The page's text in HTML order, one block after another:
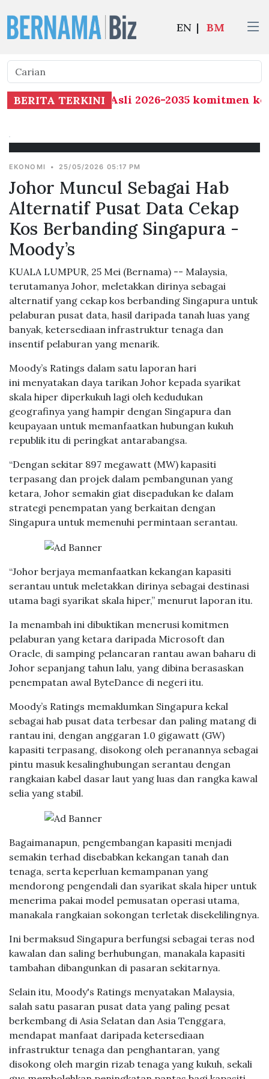
EN | BM
BERITA TERKINIOrang Asli 2026-2035 komitmen
EKONOMI • 25/05/2026 05:17 PM
Johor Muncul Sebagai Hab
Alternatif Pusat Data Cekap
Kos Berbanding Singapura -
Moody’s
KUALA LUMPUR, 25 Mei (Bernama) -- Malaysia,
terutamanya Johor, meletakkan dirinya sebagai
alternatif yang cekap kos berbanding Singapura untuk
pelaburan pusat data, hasil daripada tanah luas yang
banyak, ketersediaan infrastruktur tenaga dan
insentif pelaburan yang menarik.
Moody’s Ratings dalam satu laporan hari
ini menyatakan daya tarikan Johor kepada syarikat
skala hiper diperkukuh lagi oleh kedudukan
geografinya yang hampir dengan Singapura dan
keupayaan untuk memanfaatkan hubungan kukuh
republik itu di peringkat antarabangsa.
“Dengan sekitar 897 megawatt (MW) kapasiti
terpasang dan projek dalam pembangunan yang
ketara, Johor semakin giat disepadukan ke dalam
strategi penempatan yang berkaitan dengan
Singapura untuk memenuhi permintaan serantau.
“Johor berjaya memanfaatkan kekangan kapasiti
serantau untuk meletakkan dirinya sebagai destinasi
utama bagi syarikat skala hiper,” menurut laporan itu.
Ia menambah ini dibuktikan menerusi komitmen
pelaburan yang ketara daripada Microsoft dan
Oracle, di samping pelancaran rantau awan baharu di
Johor sepanjang tahun lalu, yang dibina berasaskan
penempatan awal ByteDance di negeri itu.
Moody’s Ratings memaklumkan Singapura kekal
sebagai hab pusat data terbesar dan paling matang di
rantau ini, dengan anggaran 1.0 gigawatt (GW)
kapasiti terpasang, disokong oleh peranannya sebagai
pintu masuk kesalinghubungan serantau dengan
rangkaian kabel dasar laut yang luas dan rangka kawal
selia yang stabil.
Bagaimanapun, pengembangan kapasiti menjadi
semakin terhad disebabkan kekangan tanah dan
tenaga, serta keperluan kemampanan yang
mendorong pengendali dan syarikat skala hiper untuk
menerima pakai model pemusatan operasi utama,
manakala rangkaian sokongan terletak disekelilingnya.
Ini bermaksud Singapura berfungsi sebagai teras nod
kawalan dan saling berhubungan, manakala kapasiti
tambahan dibangunkan di pasaran sekitarnya.
Selain itu, Moody's Ratings menyatakan Malaysia,
salah satu pasaran pusat data yang paling pesat
berkembang di Asia Selatan dan Asia Tenggara,
mendapat manfaat daripada ketersediaan
infrastruktur tenaga dan penghantaran, yang
disokong oleh margin rizab tenaga yang kukuh, sekali